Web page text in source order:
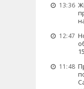
13:36
12:47
11:48